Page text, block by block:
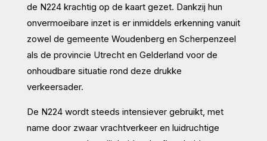
de N224 krachtig op de kaart gezet. Dankzij hun
onvermoeibare inzet is er inmiddels erkenning vanuit
zowel de gemeente Woudenberg en Scherpenzeel
als de provincie Utrecht en Gelderland voor de
onhoudbare situatie rond deze drukke
verkeersader.
De N224 wordt steeds intensiever gebruikt, met
name door zwaar vrachtverkeer en luidruchtige